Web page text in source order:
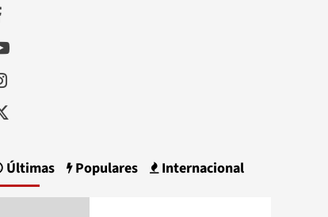
Facebook
Youtube
Instagram
Twitter
Últimas Populares Internacional